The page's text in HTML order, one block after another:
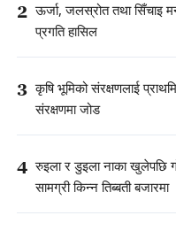
2 ऊर्जा, जलस्रोत तथा सिँचाइ
प्रगति हासिल
3 कृषि भूमिको संरक्षणलाई
संरक्षणमा जोड
4 रुइला र डुइला नाका खुलेपछि
सामग्री किन्न तिब्बती बजारमा